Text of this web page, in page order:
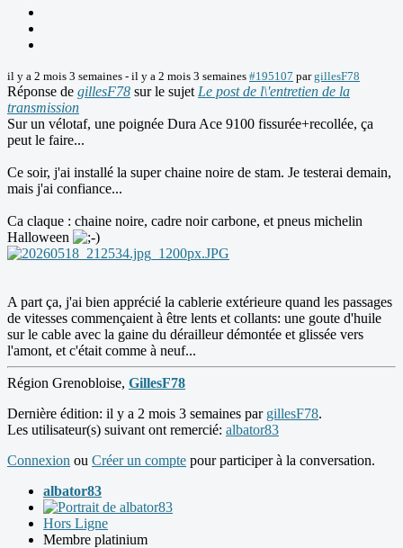
il y a 2 mois 3 semaines - il y a 2 mois 3 semaines #195107 pargillesF78
Réponse de gillesF78 sur le sujet Le post de l\'entretien de la
transmission
Sur un vélotaf, une poignée Dura Ace 9100 fissurée+recollée, ça
peut le faire...
Ce soir, j'ai installé la super chaine noire de stam. Je testerai demain,
mais j'ai confiance...
Ca claque : chaine noire, cadre noir carbone, et pneus michelin
Halloween
A part ça, j'ai bien apprécié la cablerie extérieure quand les passages
de vitesses commençaient à être lents et collants: une goute d'huile
sur le cable avec la gaine du dérailleur démontée et glissée vers
l'amont, et c'était comme à neuf...
Région Grenobloise, GillesF78
Dernière édition: il y a 2 mois 3 semaines par gillesF78.
Les utilisateur(s) suivant ont remercié: albator83
Connexion ou Créer un compte pour participer à la conversation.
albator83
Hors Ligne
Membre platinium